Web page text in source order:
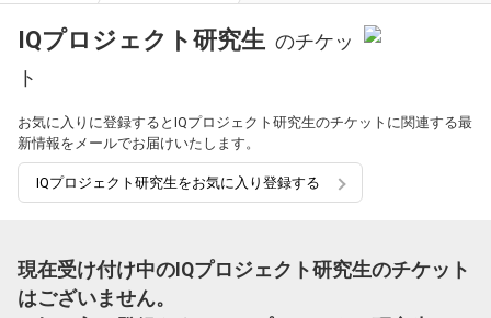
IQプロジェクト研究生 のチケッ
ト
お気に入りに登録するとIQプロジェクト研究生のチケットに関連する最
新情報をメールでお届けいたします。
IQプロジェクト研究生をお気に入り登録する
現在受け付け中のIQプロジェクト研究生のチケット
はございません。